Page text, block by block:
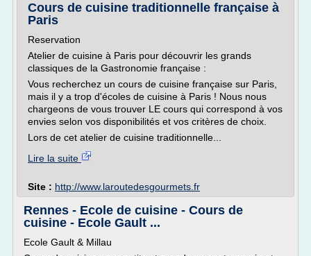
Cours de cuisine traditionnelle française à
Paris
Reservation
Atelier de cuisine à Paris pour découvrir les grands
classiques de la Gastronomie française :
Vous recherchez un cours de cuisine française sur Paris,
mais il y a trop d'écoles de cuisine à Paris ! Nous nous
chargeons de vous trouver LE cours qui correspond à vos
envies selon vos disponibilités et vos critères de choix.
Lors de cet atelier de cuisine traditionnelle...
Lire la suite
Site : http://www.laroutedesgourmets.fr
Rennes - Ecole de cuisine - Cours de
cuisine - Ecole Gault ...
Ecole Gault & Millau